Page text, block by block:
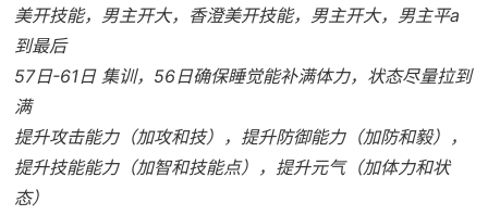
美开技能，男主开大，香澄美开技能，男主开大，男主平a
到最后
57日-61日 集训，56日确保睡觉能补满体力，状态尽量拉到
满
提升攻击能力（加攻和技），提升防御能力（加防和毅），
提升技能能力（加智和技能点），提升元气（加体力和状
态）